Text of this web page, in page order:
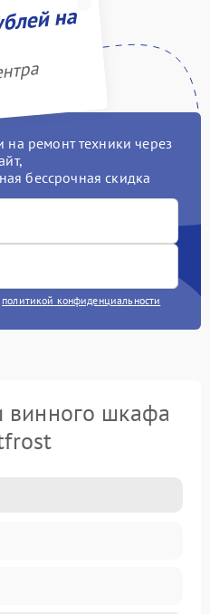
на
ремонт техники через
бессрочная скидка
политикой конфиденциальности
винного шкафа